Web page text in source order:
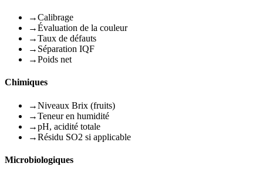
→Calibrage
→Évaluation de la couleur
→Taux de défauts
→ Séparation IQF
→Poids net
Chimiques
→Niveaux Brix (fruits)
→Teneur en humidité
→pH, acidité totale
→Résidu SO2 si applicable
Microbiologiques